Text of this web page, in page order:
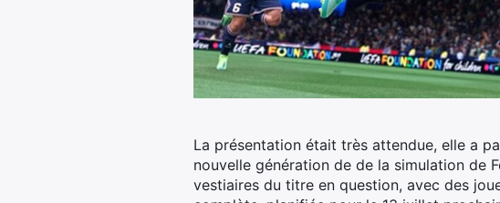
La présentation était très attendue, elle a
nouvelle génération de de la simulation de
vestiaires du titre en question, avec des